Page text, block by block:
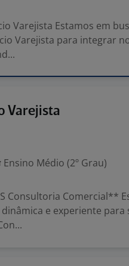
Varejista Estamos em
Varejista para integrar
Varejista
Ensino Médio (2º Grau)
Consultoria Comercial**
e experiente para